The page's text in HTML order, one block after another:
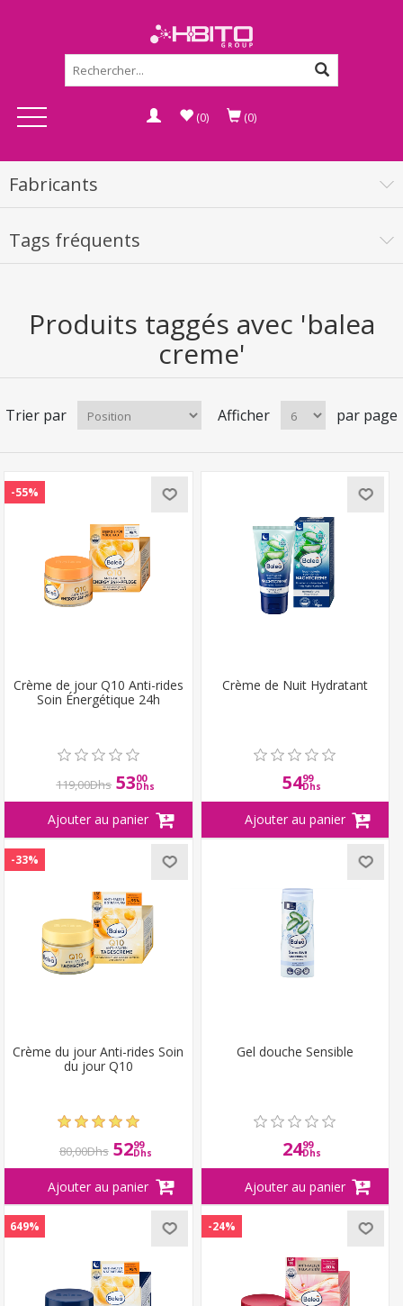
(0) (0)
Fabricants
Tags fréquents
Produits taggés avec 'balea
creme'
Trier par Afficher par page
-55%
Crème de jour Q10 Anti-rides
Soin Énergétique 24h
119,00Dhs 5300
Dhs
Crème de Nuit Hydratant
5499
Dhs
-33%
Crème du jour Anti-rides Soin
du jour Q10
80,00Dhs 5299
Dhs
Gel douche Sensible
2499
Dhs
649% -24%